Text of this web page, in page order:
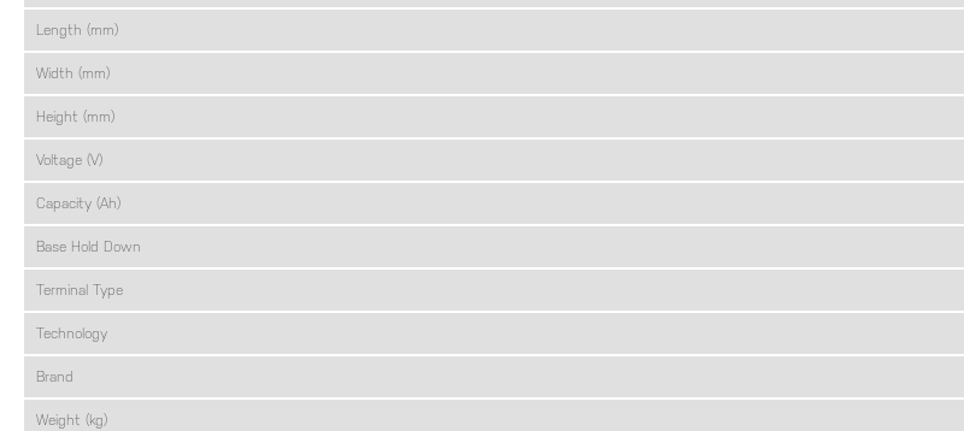
Length (mm)
Width (mm)
Height (mm)
Voltage (V)
Capacity (Ah)
Base Hold Down
Terminal Type
Technology
Brand
Weight (kg)